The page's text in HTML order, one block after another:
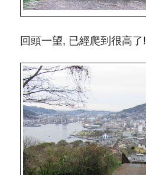
回頭一望, 已經爬到很高了!